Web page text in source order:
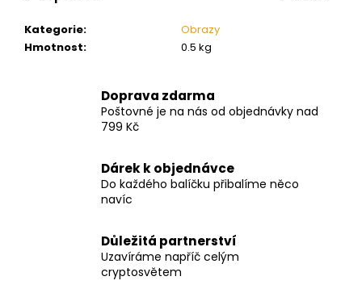
Kategorie:
Obrazy
Hmotnost: 0.5 kg
Doprava zdarma
Poštovné je na nás od objednávky nad
799 Kč
Dárek k objednávce
Do každého balíčku přibalíme něco
navíc
Důležitá partnerství
Uzavíráme napříč celým
cryptosvětem